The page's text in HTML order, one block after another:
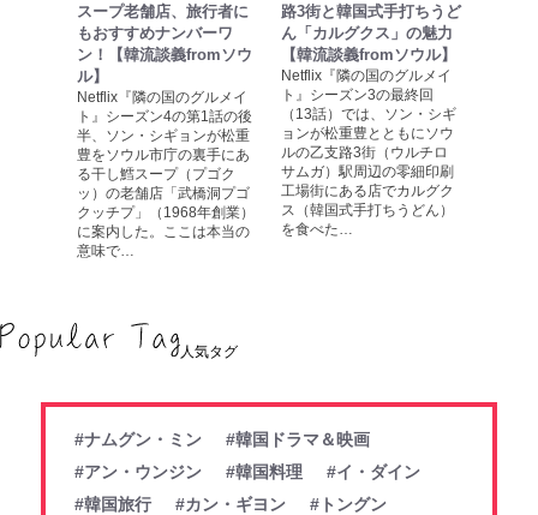
スープ老舗店、旅行者に
もおすすめナンバーワ
ン！【韓流談義fromソウ
ル】
Netflix『隣の国のグルメイ
ト』シーズン4の第1話の後
半、ソン・シギョンが松重
豊をソウル市庁の裏手にあ
る干し鱈スープ（プゴク
ッ）の老舗店「武橋洞プゴ
クッチプ」（1968年創業）
に案内した。ここは本当の
意味で…
路3街と韓国式手打ちうど
ん「カルグクス」の魅力
【韓流談義fromソウル】
Netflix『隣の国のグルメイ
ト』シーズン3の最終回
（13話）では、ソン・シギ
ョンが松重豊とともにソウ
ルの乙支路3街（ウルチロ
サムガ）駅周辺の零細印刷
工場街にある店でカルグク
ス（韓国式手打ちうどん）
を食べた…
人気タグ
#ナムグン・ミン
#韓国ドラマ＆映画
#アン・ウンジン
#韓国料理
#イ・ダイン
#韓国旅行
#カン・ギヨン
#トングン